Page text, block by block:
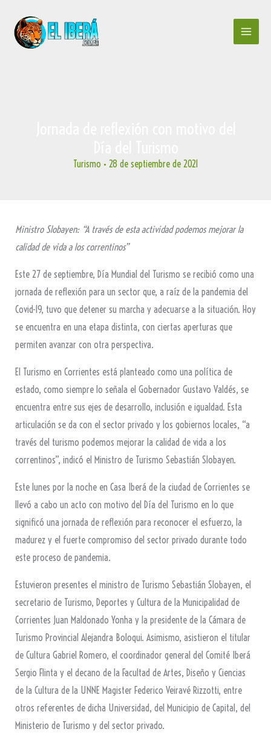
contenido
Turismo• 28 de septiembre de 2021
Ministro Slobayen: “A través de esta actividad podemos mejorar la
calidad de vida a los correntinos”
Este 27 de septiembre, Día Mundial del Turismo se recibió como una
jornada de reflexión para un sector que, a raíz de la pandemia del
Covid-19, tuvo que detener su marcha y adecuarse a la situación. Hoy
se encuentra en una etapa distinta, con ciertas aperturas que
permiten avanzar con otra perspectiva.
El Turismo en Corrientes está planteado como una política de
estado, como siempre lo señala el Gobernador Gustavo Valdés, se
encuentra entre sus ejes de desarrollo, inclusión e igualdad. Esta
articulación se da con el sector privado y los gobiernos locales, “a
través del turismo podemos mejorar la calidad de vida a los
correntinos”, indicó el Ministro de Turismo Sebastián Slobayen.
Este lunes por la noche en Casa Iberá de la ciudad de Corrientes se
llevó a cabo un acto con motivo del Día del Turismo en lo que
significó una jornada de reflexión para reconocer el esfuerzo, la
madurez y el fuerte compromiso del sector privado durante todo
este proceso de pandemia.
Estuvieron presentes el ministro de Turismo Sebastián Slobayen, el
secretario de Turismo, Deportes y Cultura de la Municipalidad de
Corrientes Juan Maldonado Yonha y la presidente de la Cámara de
Turismo Provincial Alejandra Boloqui. Asimismo, asistieron el titular
de Cultura Gabriel Romero, el coordinador general del Comité Iberá
Sergio Flinta y el decano de la Facultad de Artes, Diseño y Ciencias
de la Cultura de la UNNE Magister Federico Veiravé Rizzotti, entre
otros referentes de dicha Universidad, del Municipio de Capital, del
Ministerio de Turismo y del sector privado.